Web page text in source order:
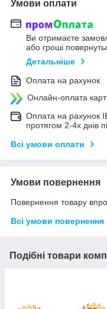
Умови оплати
Ви отримаєте
або гроші
Детальніше
Оплата на рахунок
Онлайн-оплата
Оплата на рахунок
протягом 2-4х днів
Всі умови оплати
Умови повернення
Повернення товару
Всі умови повернення
Подібні товари